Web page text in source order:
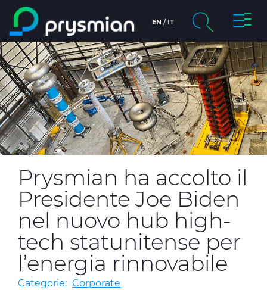
Salta al contenuto
principale
EN IT
Cerca
La società chevron_right
Mercati chevron_right
Product Centre chevron_right
Persone e Carriere chevron_right
Insight
Data centers
Investitori
Prysmian ha accolto il
Presidente Joe Biden
nel nuovo hub high-
tech statunitense per
l’energia rinnovabile
Categorie: Corporate